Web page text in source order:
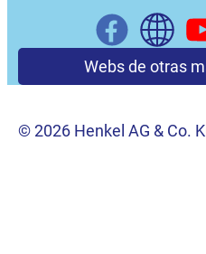
Webs de otras
© 2026 Henkel AG & Co.